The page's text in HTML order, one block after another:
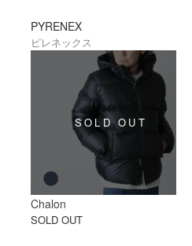
PYRENEX
ピレネックス
Chalon
SOLD OUT